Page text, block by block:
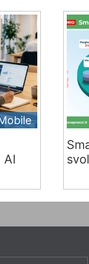
AI